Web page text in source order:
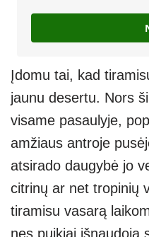
Įdomu tai, kad
jaunu desertu. Nors
visame pasaulyje,
amžiaus antroje
atsirado daugybė jo
citrinų ar net tropinių
tiramisu vasarą
nes puikiai išnaudoja